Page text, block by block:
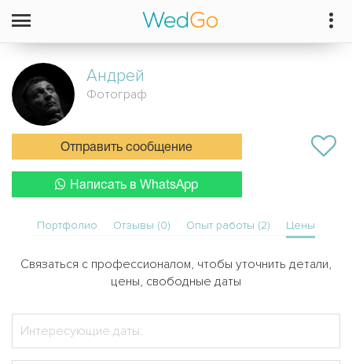
Андрей
Фотограф
Отправить сообщение
Написать в WhatsApp
Портфолио Отзывы (0) Опыт работы (2) Цены
Связаться с профессионалом, чтобы уточнить детали,
цены, свободные даты